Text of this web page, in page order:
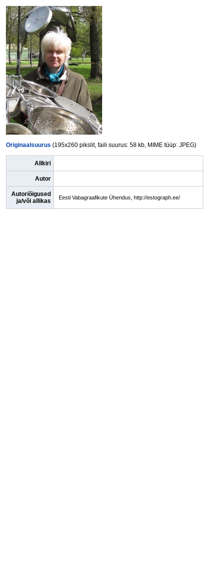
Originaalsuurus (195x260 pikslit, faili suurus: 58 kb, MIME tüüp: JPEG)
Allkiri
Autor
Autoriõigused
ja/või allikas
Eesti Vabagraafikute Ühendus, http://estograph.ee/